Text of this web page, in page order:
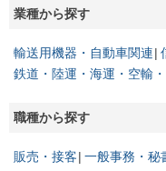
業種から探す
輸送用機器・自動車関連
鉄道・陸運・海運・空輸
職種から探す
販売・接客 一般事務・秘